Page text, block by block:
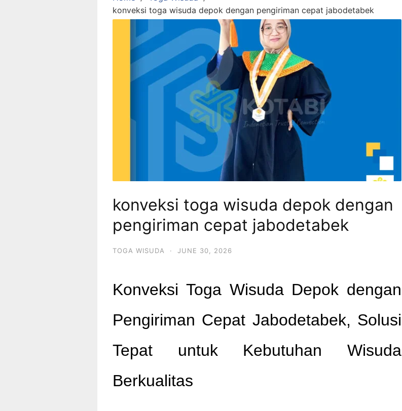
konveksi toga wisuda depok dengan pengiriman cepat jabodetabek
konveksi toga wisuda depok dengan
pengiriman cepat jabodetabek
TOGA WISUDA · JUNE 30, 2026
Konveksi Toga Wisuda Depok dengan
Pengiriman Cepat Jabodetabek, Solusi
Tepat untuk Kebutuhan Wisuda
Berkualitas